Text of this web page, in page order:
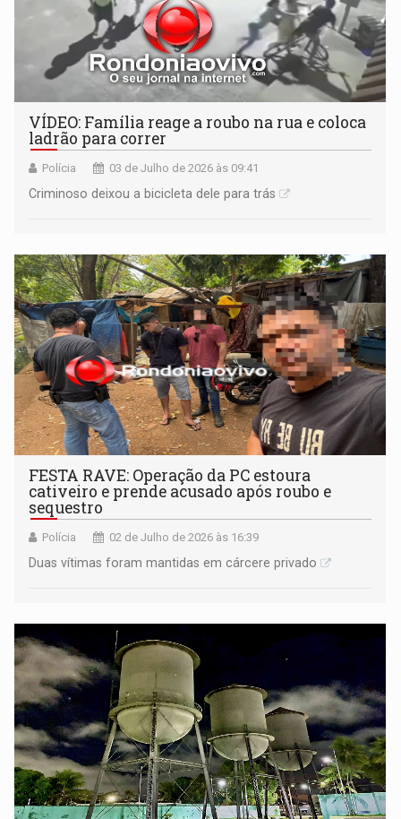
VÍDEO: Família reage a roubo na rua e coloca
ladrão para correr
Polícia 03 de Julho de 2026 às 09:41
Criminoso deixou a bicicleta dele para trás
FESTA RAVE: Operação da PC estoura
cativeiro e prende acusado após roubo e
sequestro
Polícia 02 de Julho de 2026 às 16:39
Duas vítimas foram mantidas em cárcere privado